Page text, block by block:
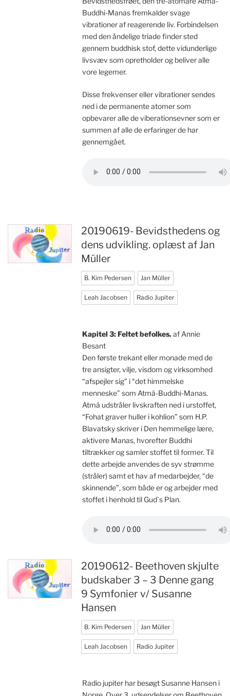
Buddhi-Manas fremkalder svage
vibrationer af reagerende liv. Forbindelsen
med den åndelige triade finder sted
gennem buddhisk stof, dette vidunderlige
livsvæv som opretholder og beliver alle
vore legemer.
Disse frekvenser eller vibrationer sendes
ned i de permanente atomer som
opbevarer alle de viberationsevner som er
summen af alle de erfaringer de har
gennemgået.
20190619- Bevidsthedens og
dens udvikling. oplæst af Jan
Müller
B. Kim Pedersen Jan Müller
Leah Jacobsen Radio Jupiter
Kapitel 3: Feltet befolkes.af Annie
Besant
Den første trekant eller monade med de
tre ansigter, vilje, visdom og virksomhed
“afspejler sig” i “det himmelske
menneske” som Atmâ-Buddhi-Manas.
Atmâ udstråler livskraften ned i urstoffet,
“Fohat graver huller i kohlion” som H.P.
Blavatsky skriver i Den hemmelige lære,
aktivere Manas, hvorefter Buddhi
tiltrækker og samler stoffet til former. Til
dette arbejde anvendes de syv strømme
(stråler) samt et hav af medarbejder, “de
skinnende”, som både er og arbejder med
stoffet i henhold til Gud`s Plan.
20190612- Beethoven skjulte
budskaber 3 – 3 Denne gang
9 Symfonier v/ Susanne
Hansen
B. Kim Pedersen Jan Müller
Leah Jacobsen Radio Jupiter
Radio jupiter har besøgt Susanne Hansen i